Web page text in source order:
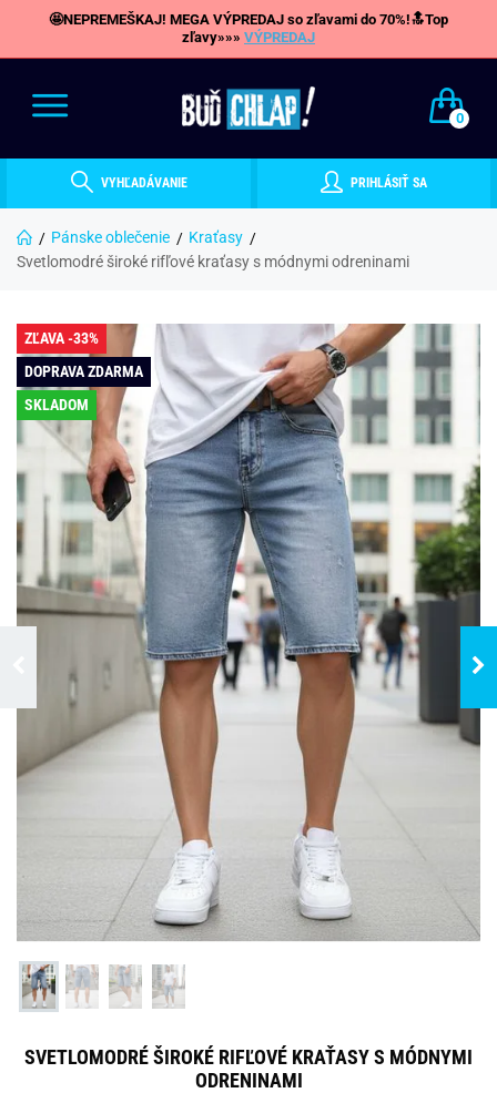
🤩NEPREMEŠKAJ! MEGA VÝPREDAJ so zľavami do 70%!🔝Top
zľavy»»» VÝPREDAJ
0
VYHĽADÁVANIE PRIHLÁSIŤ SA
Pánske oblečenie
Kraťasy
Svetlomodré široké rifľové kraťasy s módnymi odreninami
ZĽAVA -33%
DOPRAVA ZDARMA
SKLADOM
SVETLOMODRÉ ŠIROKÉ RIFĽOVÉ KRAŤASY S MÓDNYMI
ODRENINAMI